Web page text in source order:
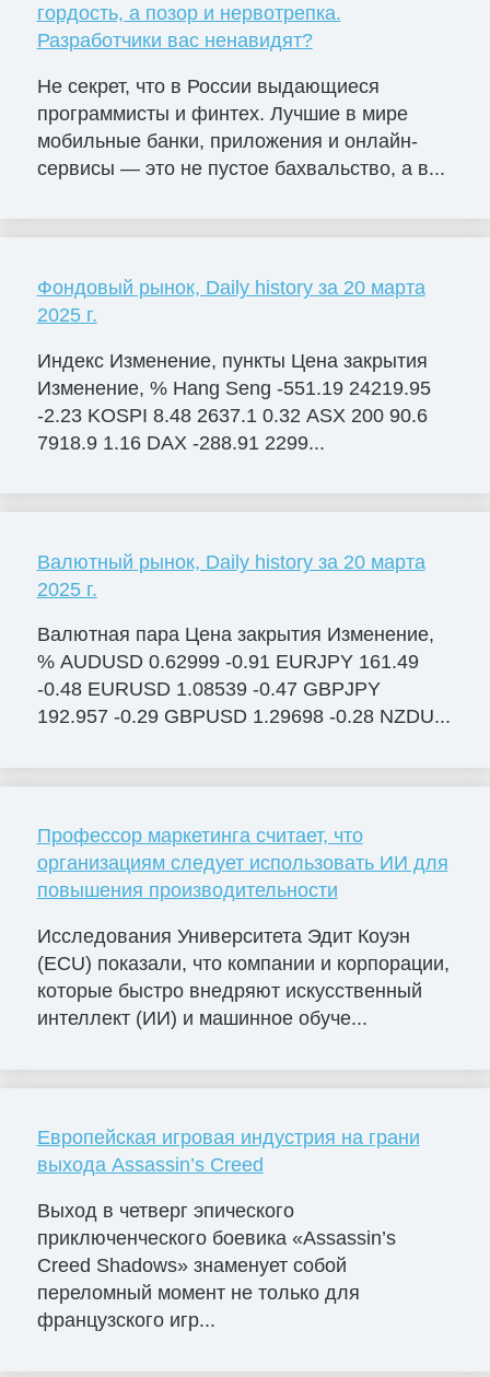
гордость, а позор и нервотрепка.
Разработчики вас ненавидят?
Не секрет, что в России выдающиеся
программисты и финтех. Лучшие в мире
мобильные банки, приложения и онлайн-
сервисы — это не пустое бахвальство, а в...
Фондовый рынок, Daily history за 20 марта
2025 г.
Индекс Изменение, пункты Цена закрытия
Изменение, % Hang Seng -551.19 24219.95
-2.23 KOSPI 8.48 2637.1 0.32 ASX 200 90.6
7918.9 1.16 DAX -288.91 2299...
Валютный рынок, Daily history за 20 марта
2025 г.
Валютная пара Цена закрытия Изменение,
% AUDUSD 0.62999 -0.91 EURJPY 161.49
-0.48 EURUSD 1.08539 -0.47 GBPJPY
192.957 -0.29 GBPUSD 1.29698 -0.28 NZDU...
Профессор маркетинга считает, что
организациям следует использовать ИИ для
повышения производительности
Исследования Университета Эдит Коуэн
(ECU) показали, что компании и корпорации,
которые быстро внедряют искусственный
интеллект (ИИ) и машинное обуче...
Европейская игровая индустрия на грани
выхода Assassin’s Creed
Выход в четверг эпического
приключенческого боевика «Assassin’s
Creed Shadows» знаменует собой
переломный момент не только для
французского игр...